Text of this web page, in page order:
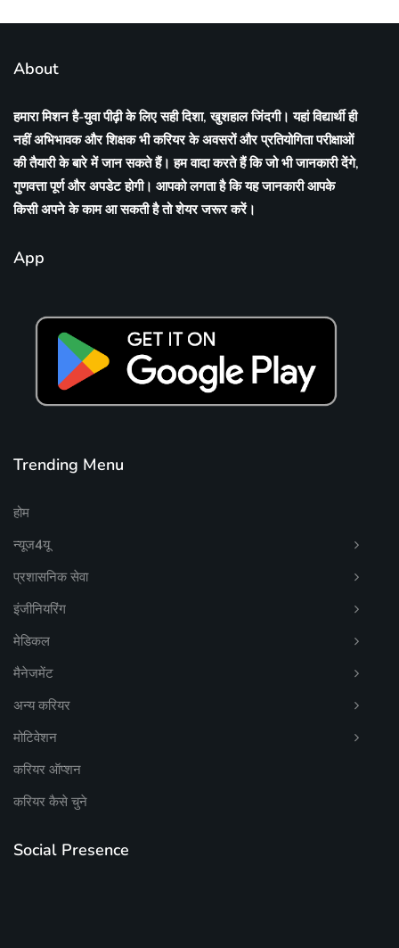
About
हमारा मिशन है-युवा पीढ़ी के लिए सही दिशा, खुशहाल जिंदगी। यहां विद्यार्थी ही
नहीं अभिभावक और शिक्षक भी करियर के अवसरों और प्रतियोगिता परीक्षाओं
की तैयारी के बारे में जान सकते हैं। हम वादा करते हैं कि जो भी जानकारी देंगे,
गुणवत्ता पूर्ण और अपडेट होगी। आपको लगता है कि यह जानकारी आपके
किसी अपने के काम आ सकती है तो शेयर जरूर करें।
App
Trending Menu
होम
न्यूज4यू
प्रशासनिक सेवा
इंजीनियरिंग
मेडिकल
मैनेजमेंट
अन्य करियर
मोटिवेशन
करियर ऑप्शन
करियर कैसे चुने
Social Presence